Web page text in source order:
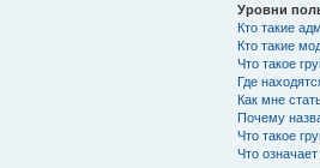
Уровни
Кто такие
Кто такие
Что такое
Где
Как мне
Почему
Что такое
Что